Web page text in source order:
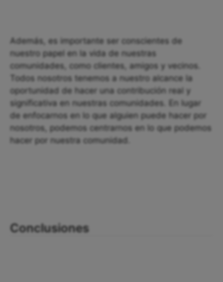
Además, es importante ser conscientes de
nuestro papel en la vida de nuestras
comunidades, como clientes, amigos y vecinos.
Todos nosotros tenemos a nuestro alcance la
oportunidad de hacer una contribución real y
significativa en nuestras comunidades. En lugar
de enfocarnos en lo que alguien puede hacer por
nosotros, podemos centrarnos en lo que podemos
hacer por nuestra comunidad.
Conclusiones